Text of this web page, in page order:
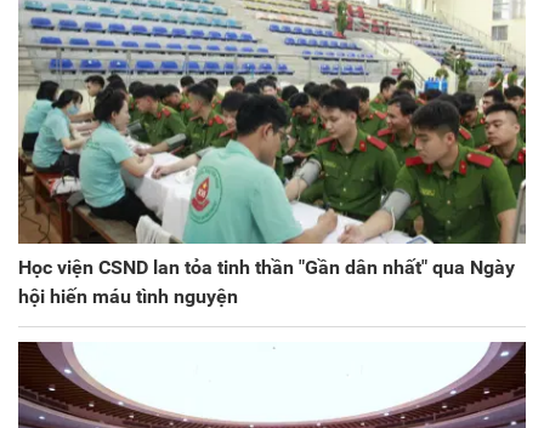
Học viện CSND lan tỏa tinh thần "Gần dân nhất" qua Ngày
hội hiến máu tình nguyện